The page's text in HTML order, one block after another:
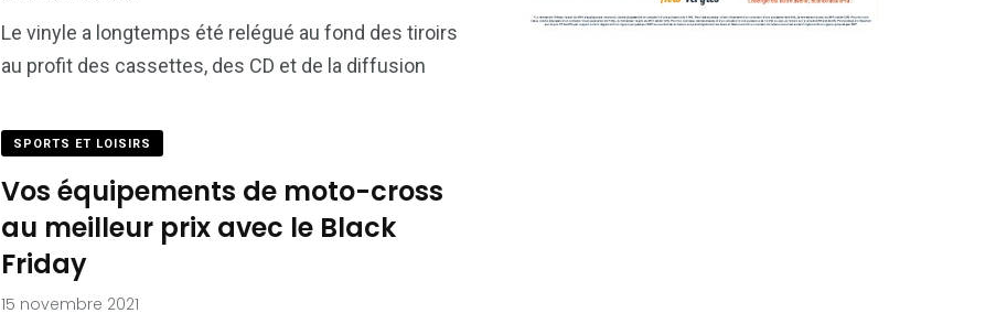
Le vinyle a longtemps été relégué au fond des tiroirs
au profit des cassettes, des CD et de la diffusion
SPORTS ET LOISIRS
Vos équipements de moto-cross
au meilleur prix avec le Black
Friday
15 novembre 2021